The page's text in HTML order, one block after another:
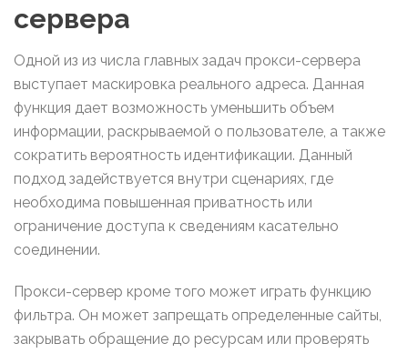
сервера
Одной из из числа главных задач прокси-сервера
выступает маскировка реального адреса. Данная
функция дает возможность уменьшить объем
информации, раскрываемой о пользователе, а также
сократить вероятность идентификации. Данный
подход задействуется внутри сценариях, где
необходима повышенная приватность или
ограничение доступа к сведениям касательно
соединении.
Прокси-сервер кроме того может играть функцию
фильтра. Он может запрещать определенные сайты,
закрывать обращение до ресурсам или проверять